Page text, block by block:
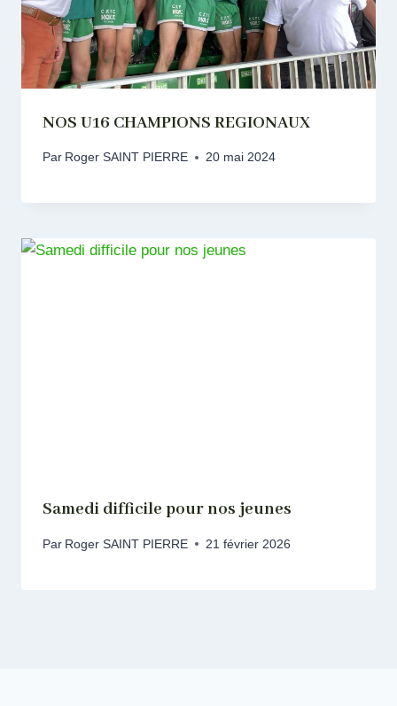
NOS U16 CHAMPIONS REGIONAUX
Par Roger SAINT PIERRE 20 mai 2024
Samedi difficile pour nos jeunes
Par Roger SAINT PIERRE 21 février 2026